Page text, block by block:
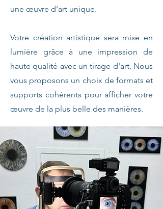
une œuvre d'art unique.
Votre création artistique sera mise en
lumière grâce à une impression de
haute qualité avec un tirage d'art. Nous
vous proposons un choix de formats et
supports cohérents pour afficher votre
œuvre de la plus belle des manières.